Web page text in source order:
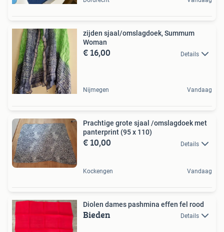
zijden sjaal/omslagdoek, Summum
Woman
€ 16,00 Details
Nijmegen Vandaag
Prachtige grote sjaal /omslagdoek met
panterprint (95 x 110)
€ 10,00 Details
Kockengen Vandaag
Diolen dames pashmina effen fel rood
Bieden Details